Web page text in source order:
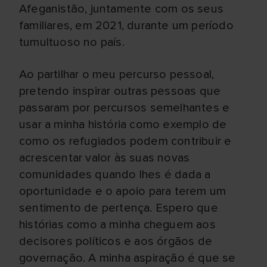
Afeganistão, juntamente com os seus
familiares, em 2021, durante um período
tumultuoso no país.
Ao partilhar o meu percurso pessoal,
pretendo inspirar outras pessoas que
passaram por percursos semelhantes e
usar a minha história como exemplo de
como os refugiados podem contribuir e
acrescentar valor às suas novas
comunidades quando lhes é dada a
oportunidade e o apoio para terem um
sentimento de pertença. Espero que
histórias como a minha cheguem aos
decisores políticos e aos órgãos de
governação. A minha aspiração é que se